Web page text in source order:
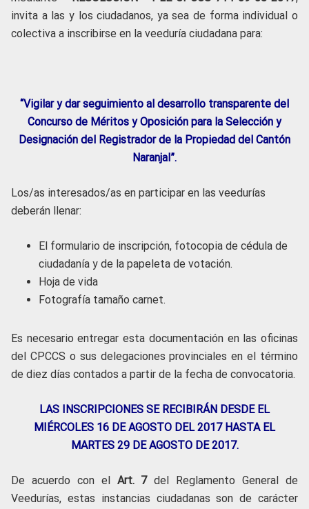
invita a las y los ciudadanos, ya sea de forma individual o
colectiva a inscribirse en la veeduría ciudadana para:
“Vigilar y dar seguimiento al desarrollo transparente del
Concurso de Méritos y Oposición para la Selección y
Designación del Registrador de la Propiedad del Cantón
Naranjal”.
Los/as interesados/as en participar en las veedurías
deberán llenar:
El formulario de inscripción, fotocopia de cédula de
ciudadanía y de la papeleta de votación.
Hoja de vida
Fotografía tamaño carnet.
Es necesario entregar esta documentación en las oficinas
del CPCCS o sus delegaciones provinciales en el término
de diez días contados a partir de la fecha de convocatoria.
LAS INSCRIPCIONES SE RECIBIRÁN DESDE EL
MIÉRCOLES 16 DE AGOSTO DEL 2017 HASTA EL
MARTES 29 DE AGOSTO DE 2017.
De acuerdo con el Art. 7del Reglamento General de
Veedurías, estas instancias ciudadanas son de carácter